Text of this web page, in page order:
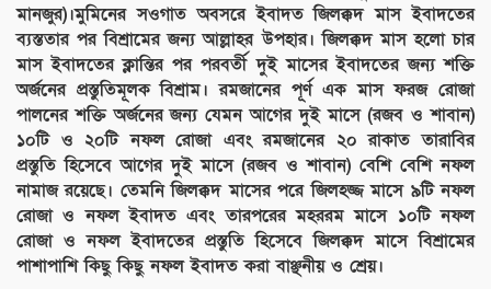
মানজুর)।মুমিনের সওগাত অবসরে ইবাদত জিলক্কদ মাস ইবাদতের
ব্যস্ততার পর বিশ্রামের জন্য আল্লাহর উপহার। জিলক্কদ মাস হলো চার
মাস ইবাদতের ক্লান্তির পর পরবর্তী দুই মাসের ইবাদতের জন্য শক্তি
অর্জনের প্রস্তুতিমূলক বিশ্রাম। রমজানের পূর্ণ এক মাস ফরজ রোজা
পালনের শক্তি অর্জনের জন্য যেমন আগের দুই মাসে (রজব ও শাবান)
১০টি ও ২০টি নফল রোজা এবং রমজানের ২০ রাকাত তারাবির
প্রস্তুতি হিসেবে আগের দুই মাসে (রজব ও শাবান) বেশি বেশি নফল
নামাজ রয়েছে। তেমনি জিলক্কদ মাসের পরে জিলহজ্জ মাসে ৯টি নফল
রোজা ও নফল ইবাদত এবং তারপরের মহররম মাসে ১০টি নফল
রোজা ও নফল ইবাদতের প্রস্তুতি হিসেবে জিলক্কদ মাসে বিশ্রামের
পাশাপাশি কিছু কিছু নফল ইবাদত করা বাঞ্ছনীয় ও শ্রেয়।